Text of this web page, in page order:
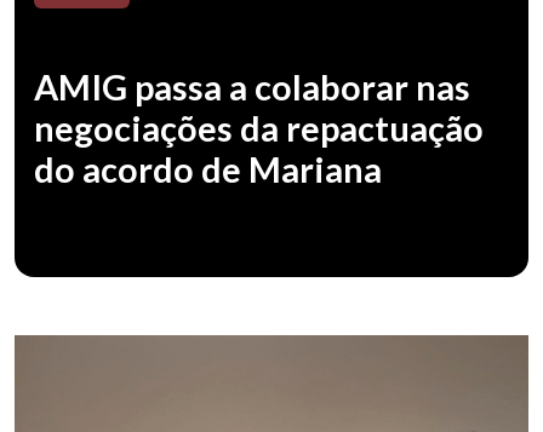
AMIG passa a colaborar nas
negociações da repactuação
do acordo de Mariana